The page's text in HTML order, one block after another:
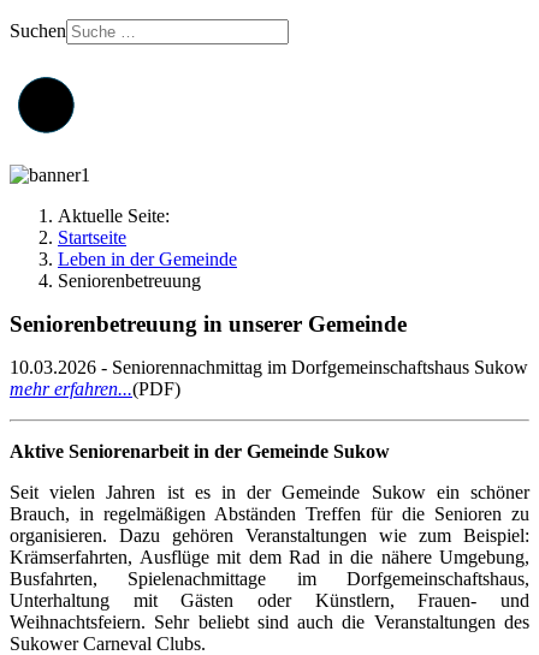
Suchen
Aktuelle Seite:
Startseite
Leben in der Gemeinde
Seniorenbetreuung
Seniorenbetreuung in unserer Gemeinde
10.03.2026 - Seniorennachmittag im Dorfgemeinschaftshaus Sukow
mehr erfahren...(PDF)
Aktive Seniorenarbeit in der Gemeinde Sukow
Seit vielen Jahren ist es in der Gemeinde Sukow ein schöner
Brauch, in regelmäßigen Abständen Treffen für die Senioren zu
organisieren. Dazu gehören Veranstaltungen wie zum Beispiel:
Krämserfahrten, Ausflüge mit dem Rad in die nähere Umgebung,
Busfahrten, Spielenachmittage im Dorfgemeinschaftshaus,
Unterhaltung mit Gästen oder Künstlern, Frauen- und
Weihnachtsfeiern. Sehr beliebt sind auch die Veranstaltungen des
Sukower Carneval Clubs.